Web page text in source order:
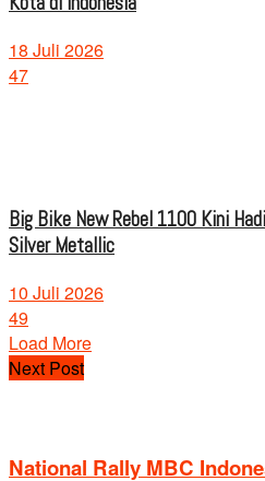
18 Juli 2026
47
Big Bike New Rebel 1100 Kini
Silver Metallic
10 Juli 2026
49
Load More
Next Post
National Rally MBC